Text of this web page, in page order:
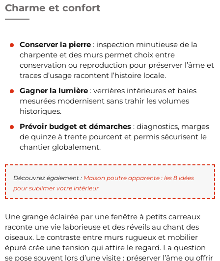
Charme et confort
Conserver la pierre : inspection minutieuse de la
charpente et des murs permet choix entre
conservation ou reproduction pour préserver l’âme et
traces d’usage racontent l’histoire locale.
Gagner la lumière : verrières intérieures et baies
mesurées modernisent sans trahir les volumes
historiques.
Prévoir budget et démarches : diagnostics, marges
de quinze à trente pourcent et permis sécurisent le
chantier globalement.
Découvrez également : Maison poutre apparente : les 8 idées
pour sublimer votre intérieur
Une grange éclairée par une fenêtre à petits carreaux
raconte une vie laborieuse et des réveils au chant des
oiseaux. Le contraste entre murs rugueux et mobilier
épuré crée une tension qui attire le regard. La question
se pose souvent lors d’une visite : préserver l’âme ou offrir